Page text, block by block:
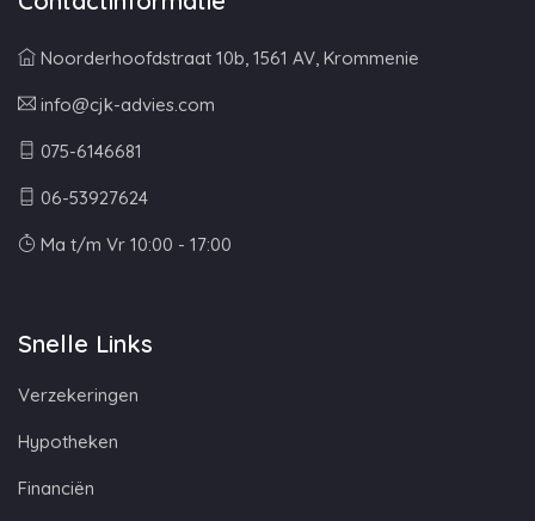
Noorderhoofdstraat 10b, 1561 AV, Krommenie
info@cjk-advies.com
075-6146681
06-53927624
Ma t/m Vr 10:00 - 17:00
Snelle Links
Verzekeringen
Hypotheken
Financiën